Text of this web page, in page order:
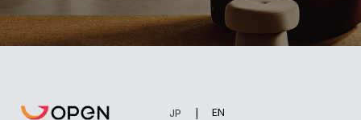
EN
JP